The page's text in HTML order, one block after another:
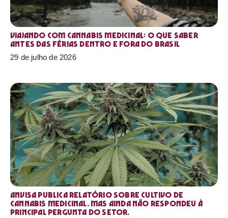
Viajando com cannabis medicinal: o que saber
antes das férias dentro e fora do Brasil
29 de julho de 2026
Anvisa publica relatório sobre cultivo de
Cannabis medicinal. Mas ainda não respondeu à
principal pergunta do setor.